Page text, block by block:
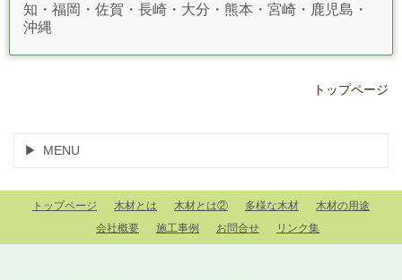
知・福岡・佐賀・長崎・大分・熊本・宮崎・鹿児島・
沖縄
トップページ
MENU
トップページ 木材とは 木材とは② 多様な木材
木材の用途
会社概要
施工事例 お問合せ リンク集